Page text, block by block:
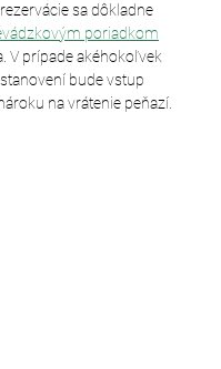
sa dôkladne
poriadkom
V prípade akéhokoľvek
bude vstup
na vrátenie peňazí.